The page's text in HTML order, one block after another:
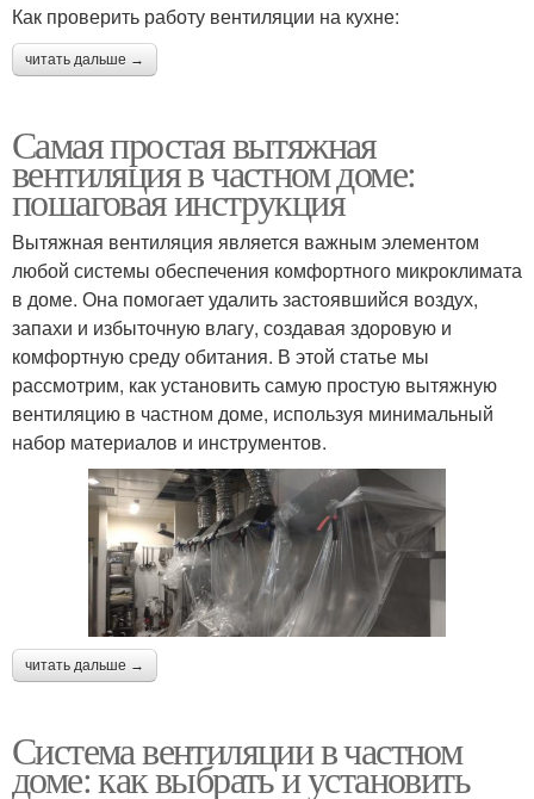
Как проверить работу вентиляции на кухне:
читать дальше →
Самая простая вытяжная
вентиляция в частном доме:
пошаговая инструкция
Вытяжная вентиляция является важным элементом
любой системы обеспечения комфортного микроклимата
в доме. Она помогает удалить застоявшийся воздух,
запахи и избыточную влагу, создавая здоровую и
комфортную среду обитания. В этой статье мы
рассмотрим, как установить самую простую вытяжную
вентиляцию в частном доме, используя минимальный
набор материалов и инструментов.
читать дальше →
Система вентиляции в частном
доме: как выбрать и установить